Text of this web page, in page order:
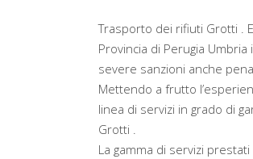
Trasporto dei rifiuti Grotti .
Provincia di Perugia
severe sanzioni anche
Mettendo a frutto
linea di servizi in grado di
Grotti .
La gamma di servizi